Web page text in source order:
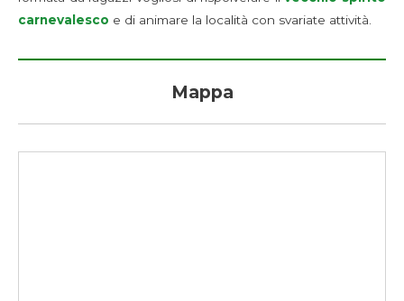
carnevalesco e di animare la località con svariate attività.
Mappa